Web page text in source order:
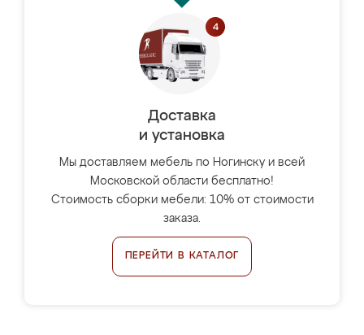
Доставка
и установка
Мы доставляем мебель по Ногинску и всей
Московской области бесплатно!
Стоимость сборки мебели: 10% от стоимости
заказа.
ПЕРЕЙТИ В КАТАЛОГ